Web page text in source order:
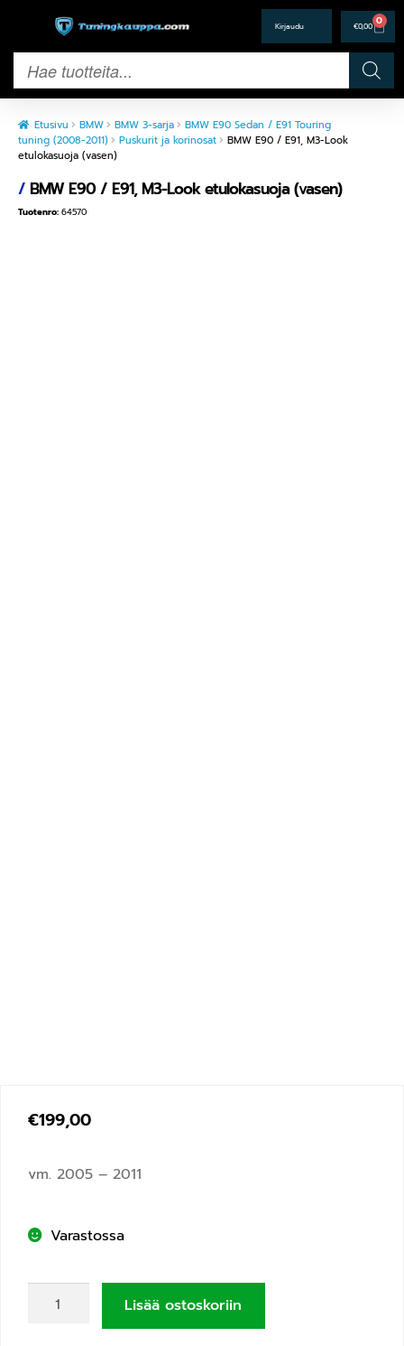
€0,00 0
Etusivu BMW BMW 3-sarja
BMW E90 Sedan / E91 Touring
tuning (2008-2011)
Puskurit ja korinosat
BMW E90 / E91, M3-Look
etulokasuoja (vasen)
/BMW E90 / E91, M3-Look etulokasuoja (vasen)
Tuotenro: 64570
€199,00
vm. 2005 – 2011
Varastossa
Lisää ostoskoriin